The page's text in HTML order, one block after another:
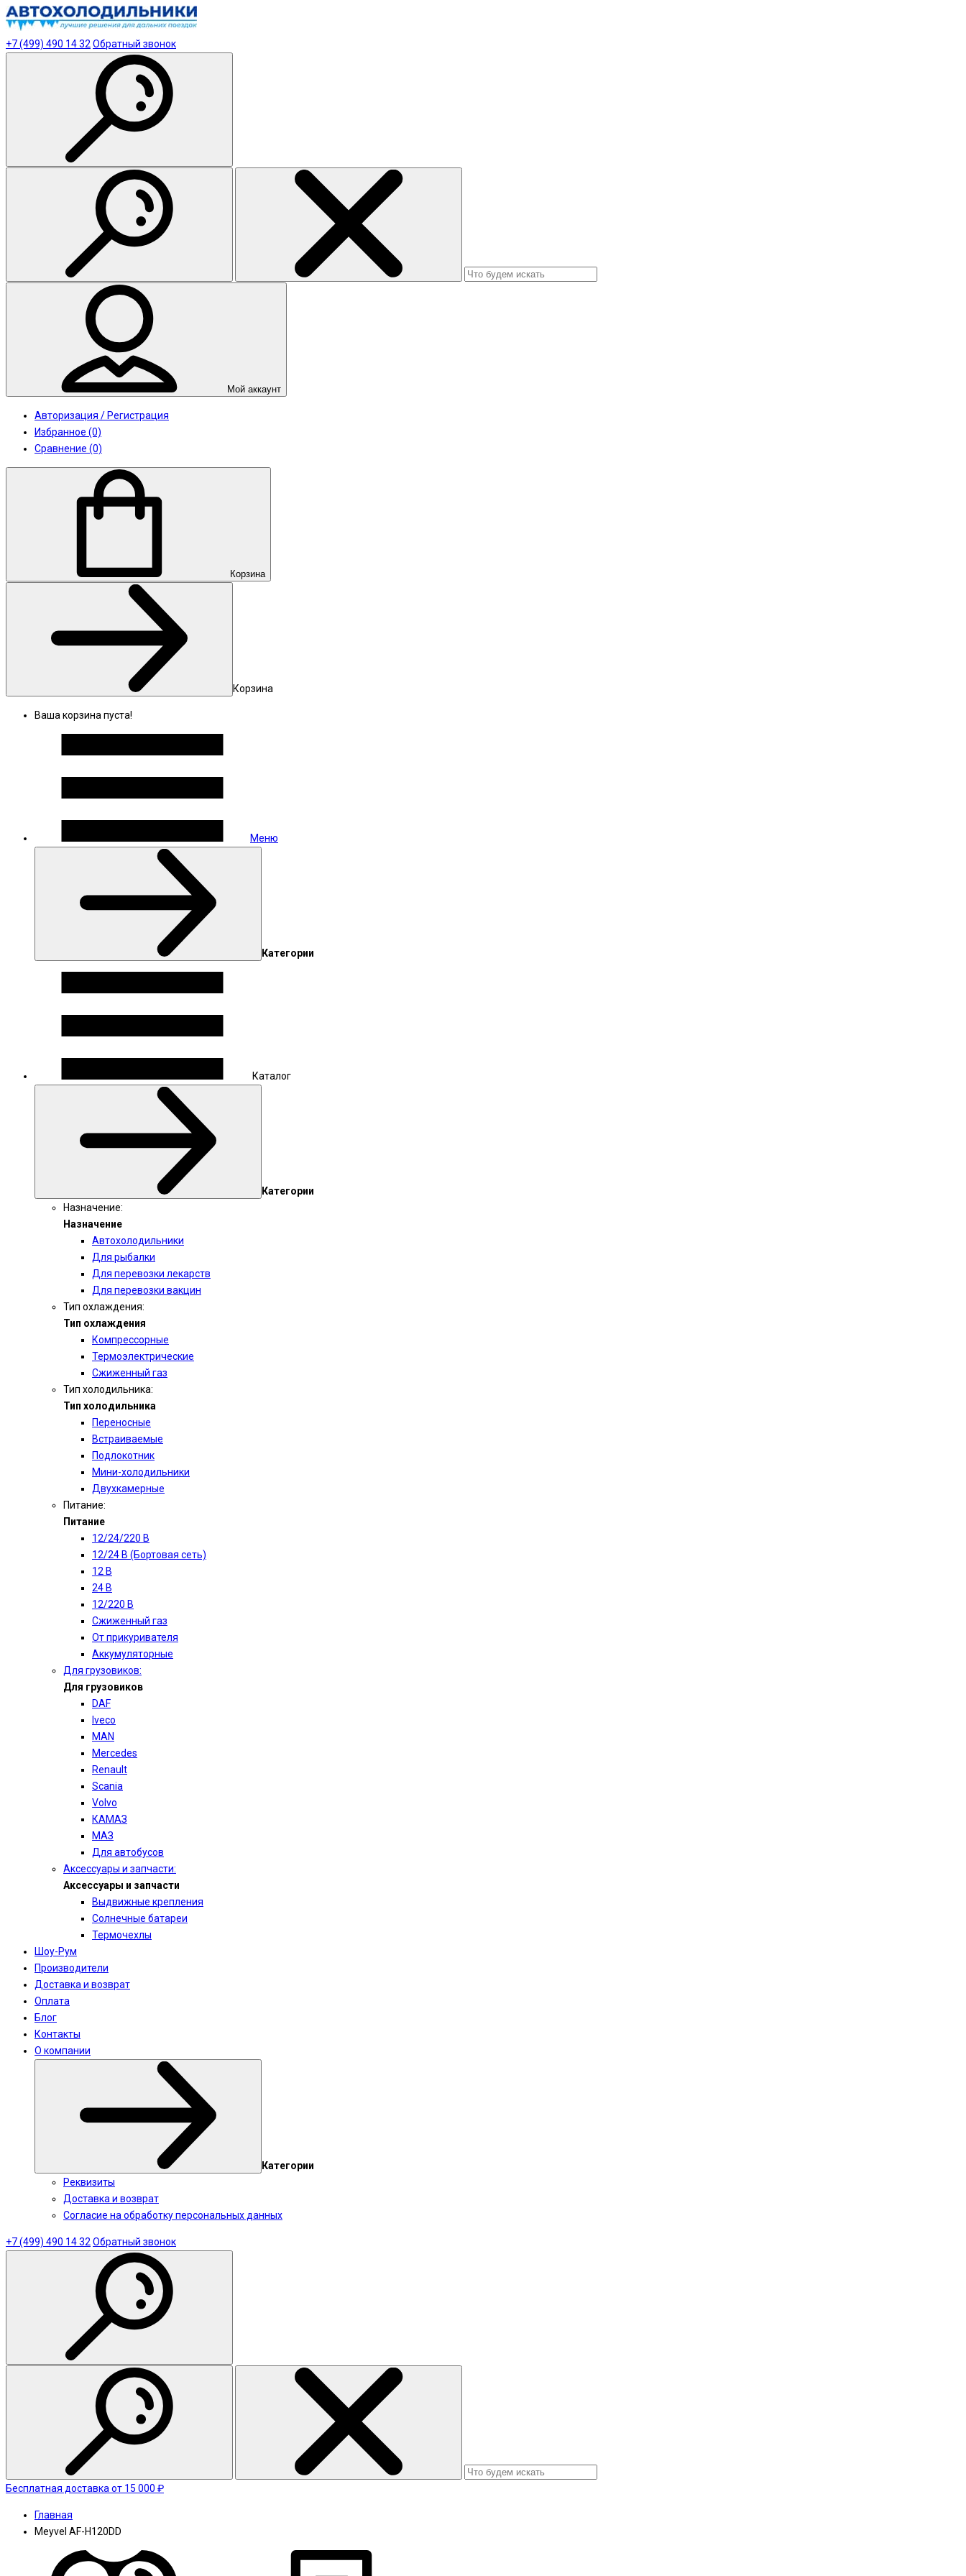
+7 (499) 490 14 32 Обратный звонок
Мой аккаунт
Авторизация / Регистрация
Избранное (0)
Сравнение (0)
Корзина
Корзина
Ваша корзина пуста!
Меню
Категории
Каталог
Категории
Назначение:
Назначение
Автохолодильники
Для рыбалки
Для перевозки лекарств
Для перевозки вакцин
Тип охлаждения:
Тип охлаждения
Компрессорные
Термоэлектрические
Сжиженный газ
Тип холодильника:
Тип холодильника
Переносные
Встраиваемые
Подлокотник
Мини-холодильники
Двухкамерные
Питание:
Питание
12/24/220 В
12/24 В (Бортовая сеть)
12 В
24 В
12/220 В
Сжиженный газ
От прикуривателя
Аккумуляторные
Для грузовиков:
Для грузовиков
DAF
Iveco
MAN
Mercedes
Renault
Scania
Volvo
КАМАЗ
МАЗ
Для автобусов
Аксессуары и запчасти:
Аксессуары и запчасти
Выдвижные крепления
Солнечные батареи
Термочехлы
Шоу-Рум
Производители
Доставка и возврат
Оплата
Блог
Контакты
О компании
Категории
Реквизиты
Доставка и возврат
Согласие на обработку персональных данных
+7 (499) 490 14 32 Обратный звонок
Бесплатная доставка от 15 000 ₽
Главная
Meyvel AF-H120DD